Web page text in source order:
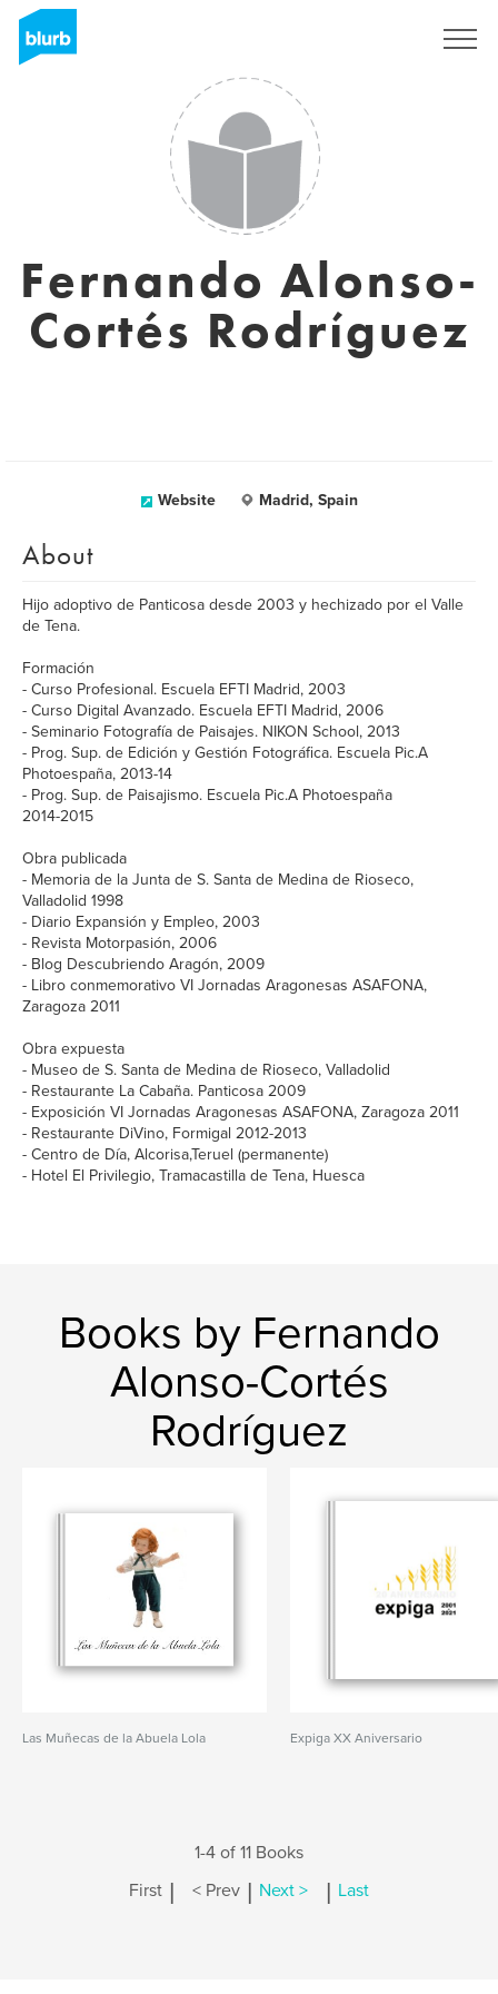
Fernando Alonso-
Cortés Rodríguez
Website Madrid, Spain
About
Hijo adoptivo de Panticosa desde 2003 y hechizado por el Valle
de Tena.
Formación
- Curso Profesional. Escuela EFTI Madrid, 2003
- Curso Digital Avanzado. Escuela EFTI Madrid, 2006
- Seminario Fotografía de Paisajes. NIKON School, 2013
- Prog. Sup. de Edición y Gestión Fotográfica. Escuela Pic.A
Photoespaña, 2013-14
- Prog. Sup. de Paisajismo. Escuela Pic.A Photoespaña
2014-2015
Obra publicada
- Memoria de la Junta de S. Santa de Medina de Rioseco,
Valladolid 1998
- Diario Expansión y Empleo, 2003
- Revista Motorpasión, 2006
- Blog Descubriendo Aragón, 2009
- Libro conmemorativo VI Jornadas Aragonesas ASAFONA,
Zaragoza 2011
Obra expuesta
- Museo de S. Santa de Medina de Rioseco, Valladolid
- Restaurante La Cabaña. Panticosa 2009
- Exposición VI Jornadas Aragonesas ASAFONA, Zaragoza 2011
- Restaurante DiVino, Formigal 2012-2013
- Centro de Día, Alcorisa,Teruel (permanente)
- Hotel El Privilegio, Tramacastilla de Tena, Huesca
Books by Fernando
Alonso-Cortés
Rodríguez
Las Muñecas de la Abuela Lola Expiga XX Aniversario
1-4 of 11 Books
First | < Prev | Next > | Last